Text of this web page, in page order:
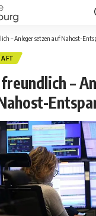
– Anleger setzen auf Nahost-
–